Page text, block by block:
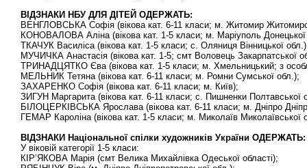
ВІДЗНАКИ НБУ ДЛЯ ДІТЕЙ ОДЕРЖАТЬ:
ВЕНГЛОВСЬКА Софія (вікова кат. 6-11 класи; м. Житомир
КОНОВАЛОВА Аліна (вікова кат. 1-5 класи; м. Маріуполь
ТКАЧУК Василіса (вікова кат. 1-5 класи; с. Оляниця Вінницької
МУЧИЧКА Анастасія (вікова кат. 1-5; смт Воловець Закарпатської
ТРИНАДЦЯТКО Єва (вікова кат. 1-5 класи; м. Хмельницький; з
МЕЛЬНИК Тетяна (вікова кат. 6-11 класи; м. Ромни Сумської обл.);
ЗАХАРЕНКО Софія (вікова кат. 6-11 класи; м. Київ);
ЗИГУН Маргарита (вікова кат. 6-11 класи; с. Пишненки Полтавської
БІЛОЦЕРКІВСЬКА Ярослава (вікова кат. 6-11 класи; м. Дніпро
ГЕМАР Кароліна (вікова кат. 1-5 класи; м. Миколаїв Миколаївської
ВІДЗНАКИ Національної спілки художників України ОДЕРЖАТЬ:
У віковій категорії 1-5 класи:
КІР’ЯКОВА Марія (смт Велика Михайлівка Одеської області);